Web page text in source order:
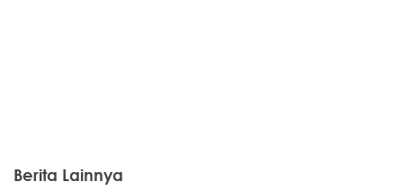
Berita Lainnya